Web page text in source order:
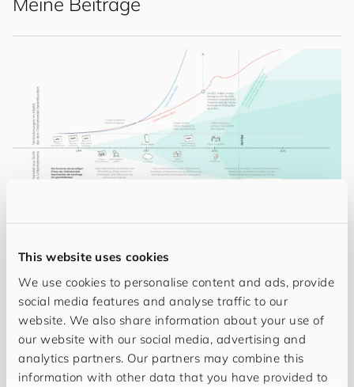
This website uses cookies
We use cookies to personalise content and ads, provide
social media features and analyse traffic to our
website. We also share information about your use of
our website with our social media, advertising and
analytics partners. Our partners may combine this
information with other data that you have provided to
modulare Flexibilität im digitalen Wandel
Whitepaper Andreas Gutheil ･ Jonathan Möller ･
Sebastian Immer